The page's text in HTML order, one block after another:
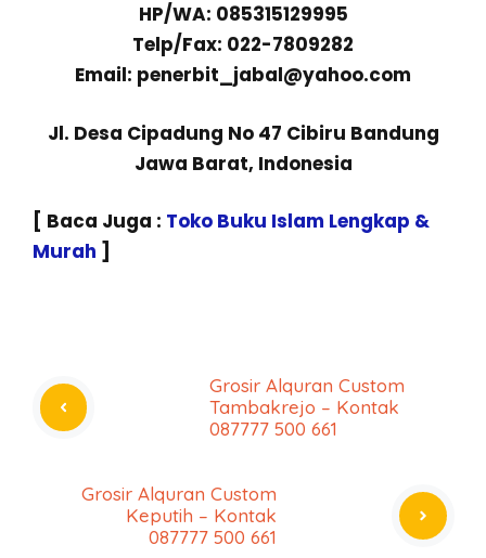
HP/WA: 085315129995
Telp/Fax: 022-7809282
Email: penerbit_jabal@yahoo.com
Jl. Desa Cipadung No 47 Cibiru Bandung
Jawa Barat, Indonesia
[ Baca Juga : Toko Buku Islam Lengkap &
Murah ]
Grosir Alquran Custom
Tambakrejo – Kontak
087777 500 661
Grosir Alquran Custom
Keputih – Kontak
087777 500 661